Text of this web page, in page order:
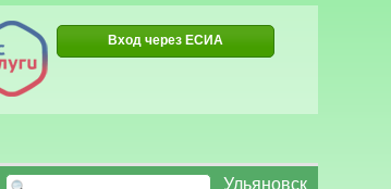
Вход через ЕСИА
Ульяновск